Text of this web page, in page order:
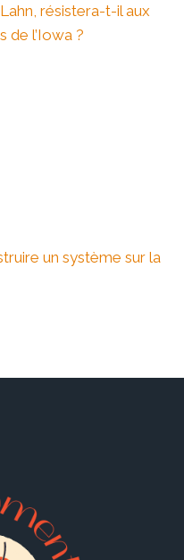
résistera-t-il aux
de l’Iowa ?
un système sur la